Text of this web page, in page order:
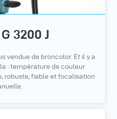
3200 J
vendue de broncolor. Et il y a
: température de couleur
robuste, fiable et focalisation